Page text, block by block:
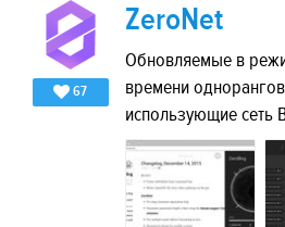
67
ZeroNet
Обновляемые в
времени
использующие сеть